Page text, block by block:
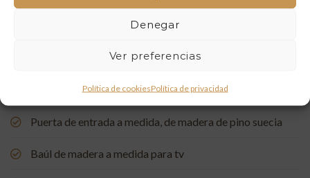
Denegar
Ver preferencias
Política de cookiesPolítica de privacidad
Restauración de una Capelleta de Visita Domiciliaria: Un
Puerta de entrada a medida, de madera de pino suecia
Baúl de madera a medida para tv